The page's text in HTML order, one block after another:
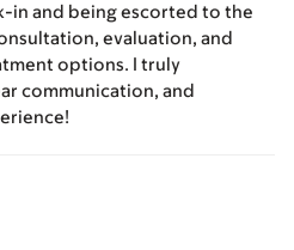
in and being escorted to the
evaluation, and
options. I truly
communication, and